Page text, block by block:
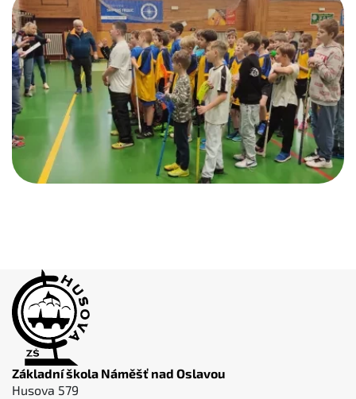
Základní škola Náměšť nad Oslavou
Husova 579